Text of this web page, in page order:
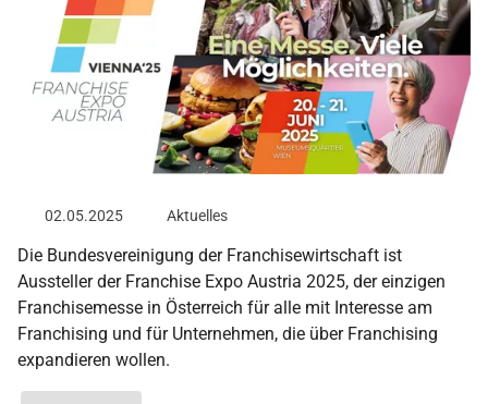
02.05.2025 Aktuelles
Die Bundesvereinigung der Franchisewirtschaft ist
Aussteller der Franchise Expo Austria 2025, der einzigen
Franchisemesse in Österreich für alle mit Interesse am
Franchising und für Unternehmen, die über Franchising
expandieren wollen.